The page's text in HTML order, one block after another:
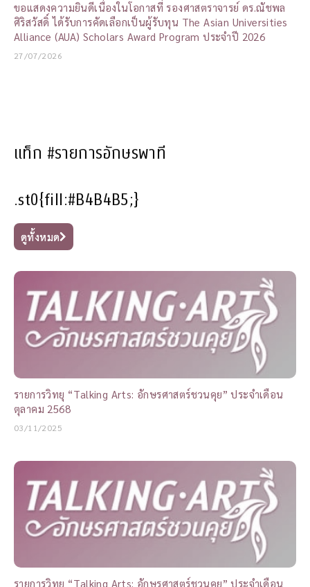
ขอแสดงความยินดีเนื่องในโอกาสที่ รองศาสตราจารย์ ดร.ณัชพล
ศิริสวัสดิ์ ได้รับการคัดเลือกเป็นผู้รับทุน The Asian Universities
Alliance (AUA) Scholars Award Program ประจำปี 2026
27/07/2026
แท็ก #รายการอักษรพาที
.st0{fill:#B4B4B5;}
ดูทั้งหมด
รายการวิทยุ “Talking Arts: อักษรศาสตร์ชวนคุย” ประจำเดือน
ตุลาคม 2568
03/11/2025
รายการวิทยุ “Talking Arts: อักษรศาสตร์ชวนคุย” ประจำเดือน